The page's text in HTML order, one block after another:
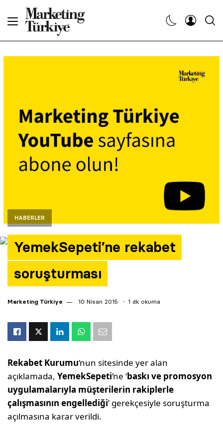
HABERLER
YemekSepeti’ne rekabet
soruşturması
Marketing Türkiye 10 Nisan 2015 1 dk okuma
Rekabet Kurumu‘nun sitesinde yer alan
açıklamada,YemekSepeti‘ne ‘baskı ve promosyon
uygulamalarıyla müşterilerin rakiplerle
çalışmasının engellediği’ gerekçesiyle soruşturma
açılmasına karar verildi.
Dergiler
Etkinlikler
Yazarlar
Araştırma